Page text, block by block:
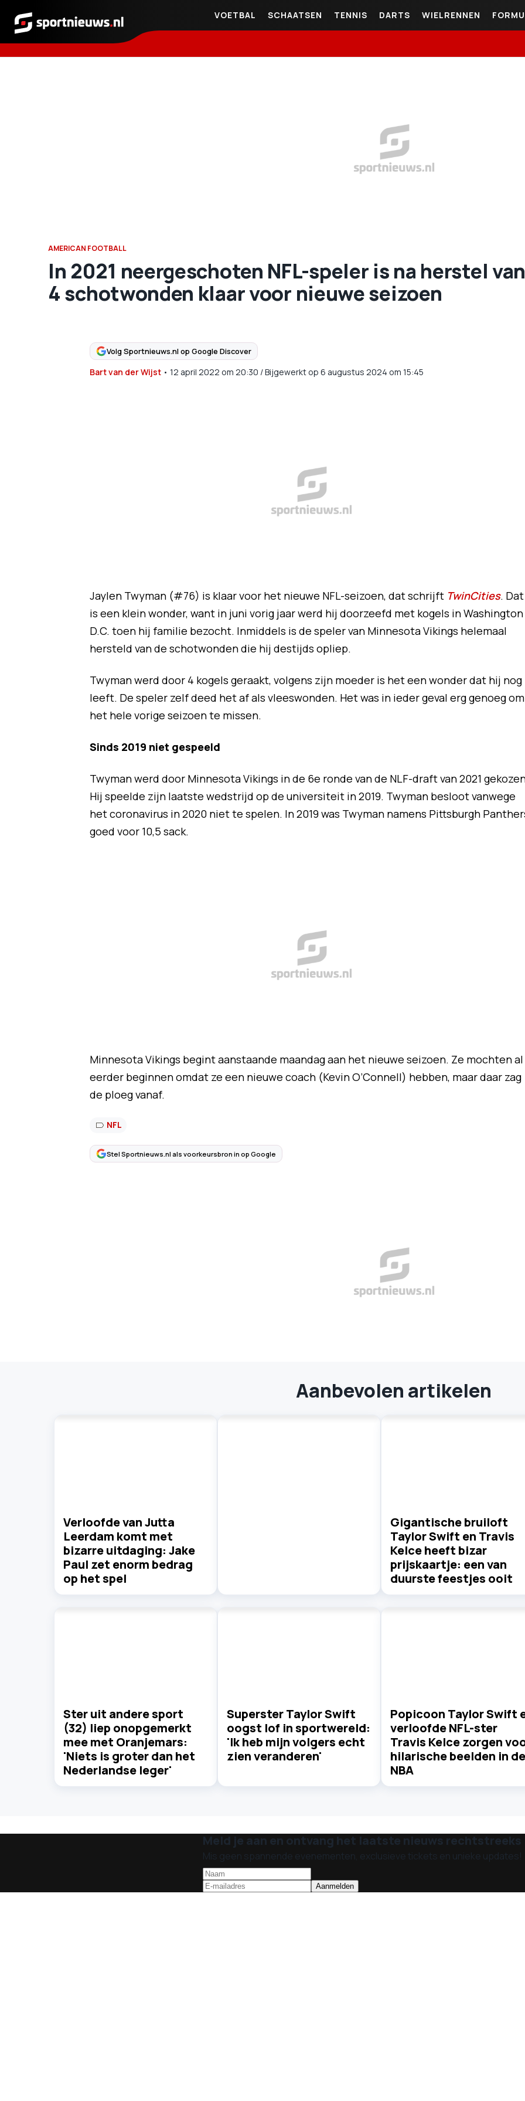
Sportnieuws.nl
VOETBAL SCHAATSEN TENNIS DARTS WIELRENNEN
AMERICAN FOOTBALL
In 2021 neergeschoten NFL-speler is na herstel
4 schotwonden klaar voor nieuwe seizoen
Volg Sportnieuws.nl op Google Discover
Bart van der Wijst• 12 april 2022 om 20:30 /Bijgewerkt op 6 augustus 2024 om 15:45
Jaylen Twyman (#76) is klaar voor het nieuwe NFL-seizoen, dat schrijft TwinCities. Dat
is een klein wonder, want in juni vorig jaar werd hij doorzeefd met kogels in Washington
D.C. toen hij familie bezocht. Inmiddels is de speler van Minnesota Vikings helemaal
hersteld van de schotwonden die hij destijds opliep.
Twyman werd door 4 kogels geraakt, volgens zijn moeder is het een wonder dat hij nog
leeft. De speler zelf deed het af als vleeswonden. Het was in ieder geval erg genoeg om
het hele vorige seizoen te missen.
Sinds 2019 niet gespeeld
Twyman werd door Minnesota Vikings in de 6e ronde van de NLF-draft van 2021
Hij speelde zijn laatste wedstrijd op de universiteit in 2019. Twyman besloot vanwege
het coronavirus in 2020 niet te spelen. In 2019 was Twyman namens Pittsburgh
goed voor 10,5 sack.
Minnesota Vikings begint aanstaande maandag aan het nieuwe seizoen. Ze mochten al
eerder beginnen omdat ze een nieuwe coach (Kevin O’Connell) hebben, maar daar zag
de ploeg vanaf.
NFL
Stel Sportnieuws.nl als voorkeursbron in op Google
Aanbevolen artikelen
Verloofde van Jutta
Leerdam komt met
bizarre uitdaging: Jake
Paul zet enorm bedrag
op het spel
Gigantische bruiloft
Taylor Swift en Travis
Kelce heeft bizar
prijskaartje: een van
duurste feestjes ooit
Ster uit andere sport
(32) liep onopgemerkt
mee met Oranjemars:
'Niets is groter dan het
Nederlandse leger'
Superster Taylor Swift
oogst lof in sportwereld:
'Ik heb mijn volgers echt
zien veranderen'
Popicoon Taylor Swift
verloofde NFL-ster
Travis Kelce zorgen
hilarische beelden in de
NBA
Meld je aan en ontvang het laatste nieuws rechtstreeks
Mis geen spannende evenementen, exclusieve tickets en unieke updates!